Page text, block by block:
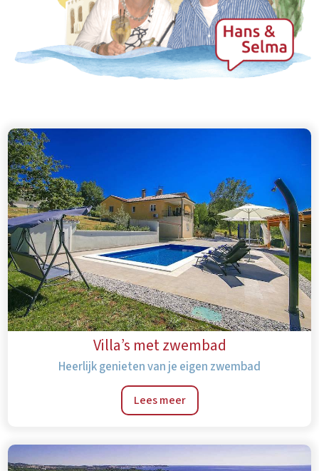
Villa’s met zwembad
Heerlijk genieten van je eigen zwembad
Lees meer